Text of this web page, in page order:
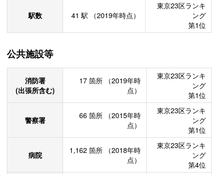
駅数 41駅 （2019年時点）
東京23区ランキ
ング
第1位
公共施設等
消防署
(出張所含む)
17 箇所
（2019年時
点）
東京23区ランキ
ング
第1位
警察署 66 箇所
（2015年時
点）
東京23区ランキ
ング
第1位
病院 1,162 箇所
（2018年時
点）
東京23区ランキ
ング
第4位